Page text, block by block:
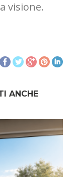
visione.
ANCHE